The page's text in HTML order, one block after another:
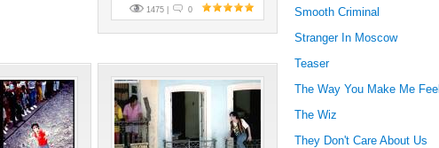
1475 | 0 Smooth Criminal
Stranger In Moscow
Teaser
The Way You Make Me Feel
The Wiz
They Don't Care About Us